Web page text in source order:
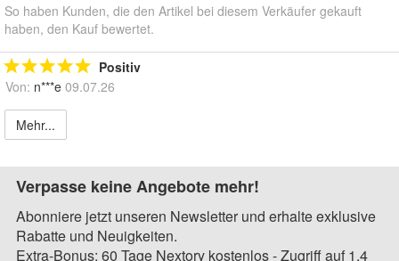
So haben Kunden, die den Artikel bei diesem Verkäufer gekauft
haben, den Kauf bewertet.
Positiv
Von: n***e 09.07.26
Mehr...
Verpasse keine Angebote mehr!
Abonniere jetzt unseren Newsletter und erhalte exklusive
Rabatte und Neuigkeiten.
Extra-Bonus: 60 Tage Nextory kostenlos - Zugriff auf 1,4